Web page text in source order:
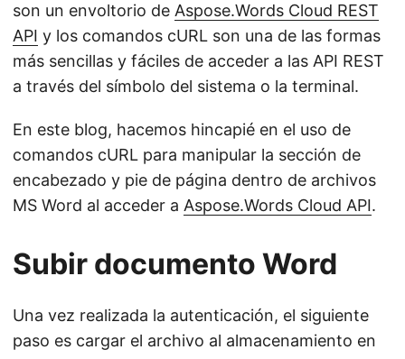
son un envoltorio de Aspose.Words Cloud REST
API y los comandos cURL son una de las formas
más sencillas y fáciles de acceder a las API REST
a través del símbolo del sistema o la terminal.
En este blog, hacemos hincapié en el uso de
comandos cURL para manipular la sección de
encabezado y pie de página dentro de archivos
MS Word al acceder a Aspose.Words Cloud API.
Subir documento Word
Una vez realizada la autenticación, el siguiente
paso es cargar el archivo al almacenamiento en